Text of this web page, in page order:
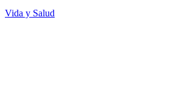
Vida y Salud